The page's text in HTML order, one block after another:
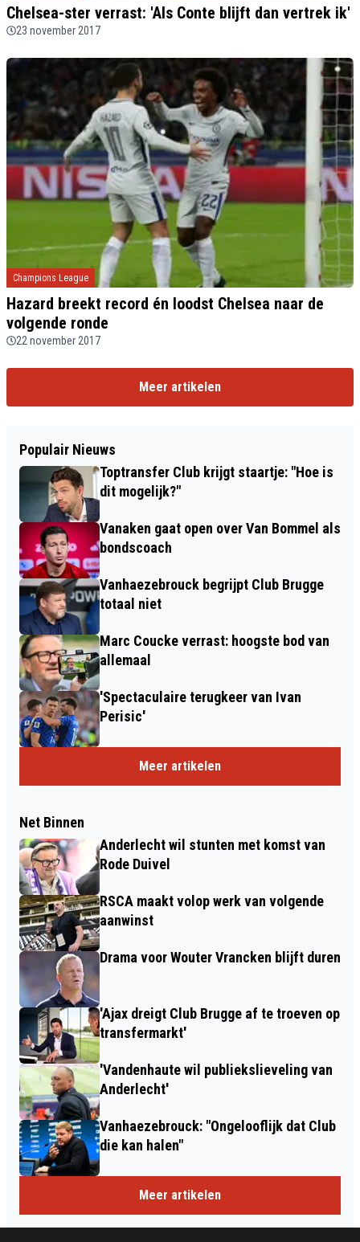
Chelsea-ster verrast: 'Als Conte blijft dan vertrek ik'
23 november 2017
Champions League
Hazard breekt record én loodst Chelsea naar de
volgende ronde
22 november 2017
Meer artikelen
Populair Nieuws
Toptransfer Club krijgt staartje: "Hoe is
dit mogelijk?"
Vanaken gaat open over Van Bommel als
bondscoach
Vanhaezebrouck begrijpt Club Brugge
totaal niet
Marc Coucke verrast: hoogste bod van
allemaal
'Spectaculaire terugkeer van Ivan
Perisic'
Meer artikelen
Net Binnen
Anderlecht wil stunten met komst van
Rode Duivel
RSCA maakt volop werk van volgende
aanwinst
Drama voor Wouter Vrancken blijft duren
'Ajax dreigt Club Brugge af te troeven op
transfermarkt'
'Vandenhaute wil publiekslieveling van
Anderlecht'
Vanhaezebrouck: "Ongelooflijk dat Club
die kan halen"
Meer artikelen